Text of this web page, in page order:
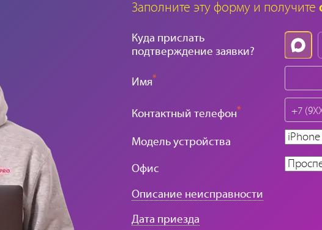
Заполните эту форму и получите
Куда прислать
подтверждение заявки?
Имя*
Контактный телефон*
Модель устройства
Офис
Описание неисправности
Дата приезда